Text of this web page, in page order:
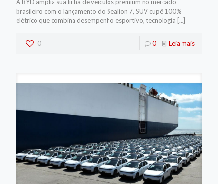
A BYD amplia sua linha de veículos premium no mercado
brasileiro com o lançamento do Sealion 7, SUV cupê 100%
elétrico que combina desempenho esportivo, tecnologia […]
0 0 Leia mais